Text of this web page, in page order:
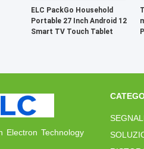
ELC PackGo Household
Portable 27 Inch Android 12
Smart TV Touch Tablet
Electron Technology